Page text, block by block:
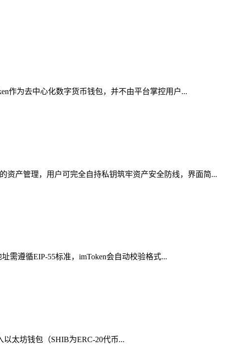
作为去中心化数字货币钱包，并不由平台掌控用户...
资产管理，用户可完全自持私钥筑牢资产安全防线，界面简...
需遵循EIP-55标准，imToken会自动校验格式...
太坊钱包（SHIB为ERC-20代币...